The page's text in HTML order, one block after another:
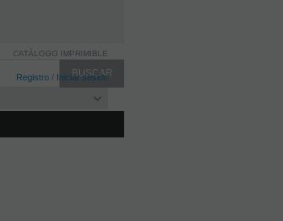
Registro / Iniciar sesión
CATÁLOGO IMPRIMIBLE